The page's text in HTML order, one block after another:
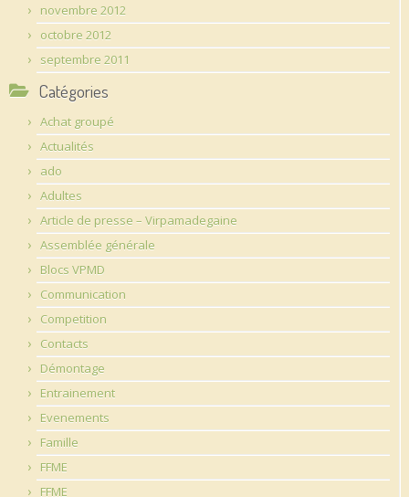
novembre 2012
octobre 2012
septembre 2011
Catégories
Achat groupé
Actualités
ado
Adultes
Article de presse – Virpamadegaine
Assemblée générale
Blocs VPMD
Communication
Competition
Contacts
Démontage
Entrainement
Evenements
Famille
FFME
FFME